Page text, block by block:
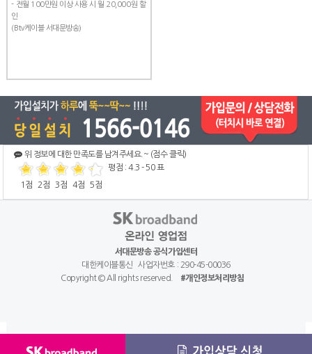
- 전월 100만원 이상 사용 시 월 20,000원 할
인
(Btv케이블 서대문방송)
위 정보에 대한 만족도를 남겨주세요.~ (점수 클릭)
평점 :4.3 - 50표
1점 2점 3점 4점 5점
서대문방송 공식가입센터
대한케이블통신 사업자번호 : 290-45-00036
Copyright © All rights reserved. #개인정보처리방침